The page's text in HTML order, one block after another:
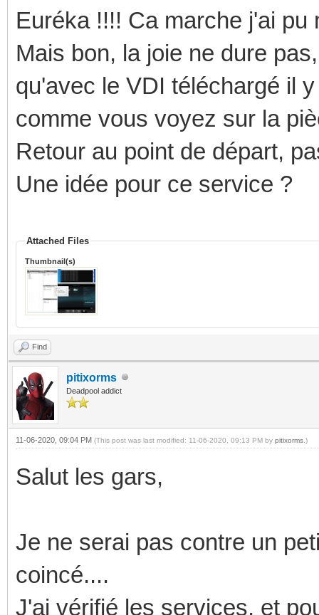
Euréka !!!! Ca marche j'ai pu
Mais bon, la joie ne dure
qu'avec le VDI téléchargé il
comme vous voyez sur la
Retour au point de départ,
Une idée pour ce service ?
Attached Files
Thumbnail(s)
Find
pitixorms
Deadpool addict
11-06-2020, 09:04 PM (This post was last modified: 11-06-2020, 09:13 PM by pitixorms .)
Salut les gars,
Je ne serai pas contre un
coincé....
J'ai vérifié les services, et